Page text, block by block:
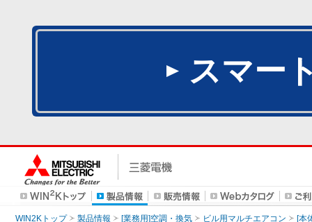
スマー
WIN2Kトップ 製品情報 [業務用]空調・換気 ビル用マルチエアコン [本